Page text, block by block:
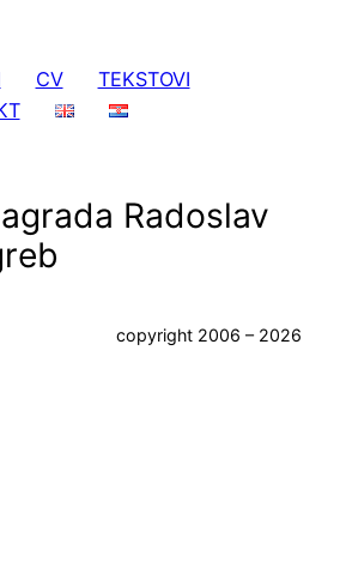
CV
TEKSTOVI
Radoslav
copyright 2006 – 2026